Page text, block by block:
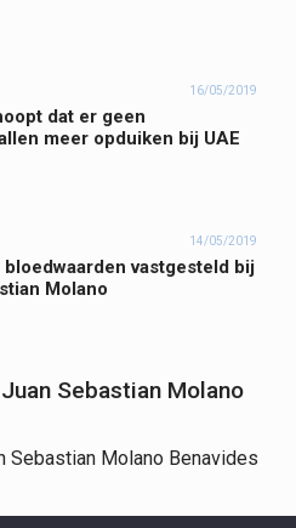
16/05/2019
dat er geen
meer opduiken bij UAE
14/05/2019
bloedwaarden vastgesteld bij
Molano
Sebastian Molano
Sebastian Molano Benavides